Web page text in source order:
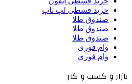
خرید قسطی لپ تاپ
صندوق طلا
صندوق طلا
صندوق طلا
وام فوری
وام فوری
بازار و کسب و کار